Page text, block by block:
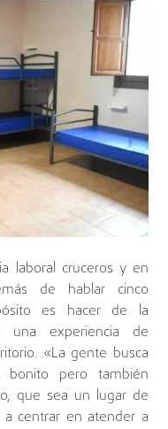
laboral cruceros y en
de hablar cinco
es hacer de la
una experiencia de
«La gente busca
pero también
que sea un lugar de
centrar en atender a